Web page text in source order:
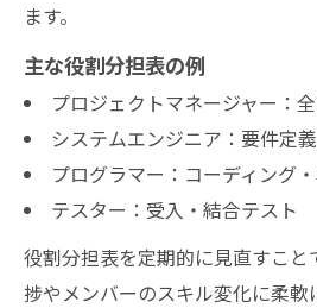
ます。
主な役割分担表の例
プロジェクトマネージャー：
システムエンジニア：要件定
プログラマー：コーディング
テスター：受入・結合テスト
役割分担表を定期的に見直すこと
捗やメンバーのスキル変化に柔軟